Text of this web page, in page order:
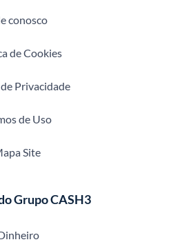
conosco
de Cookies
Privacidade
de Uso
Site
Grupo CASH3